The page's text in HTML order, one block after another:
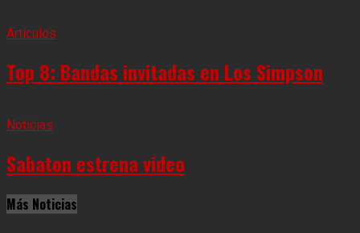
Artículos
Top 8: Bandas invitadas en Los Simpson
Noticias
Sabaton estrena video
Más Noticias